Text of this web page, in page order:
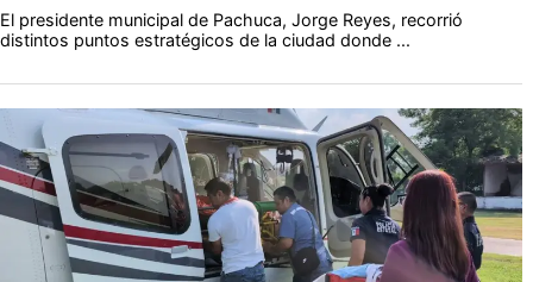
El presidente municipal de Pachuca, Jorge Reyes, recorrió
distintos puntos estratégicos de la ciudad donde ...